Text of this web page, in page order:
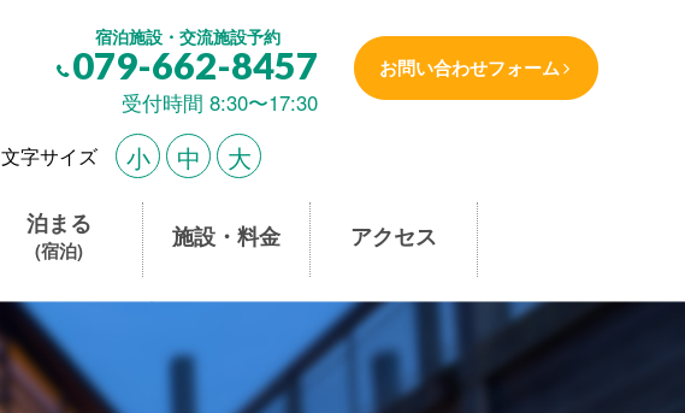
宿泊施設・交流施設予約
079-662-8457
受付時間 8:30〜17:30
お問い合わせフォーム
文字サイズ 小 中 大
泊まる
(宿泊) 施設・料金 アクセス